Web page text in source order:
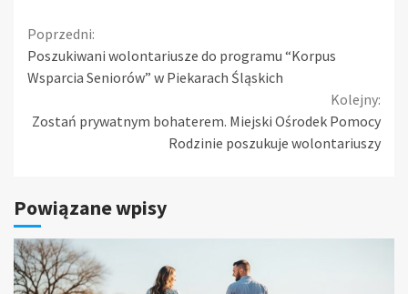
Continue
Reading
Poprzedni:
Poszukiwani wolontariusze do programu “Korpus
Wsparcia Seniorów” w Piekarach Śląskich
Kolejny:
Zostań prywatnym bohaterem. Miejski Ośrodek Pomocy
Rodzinie poszukuje wolontariuszy
Powiązane wpisy